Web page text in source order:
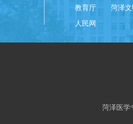
教育厅 菏泽文
人民网
菏泽医学